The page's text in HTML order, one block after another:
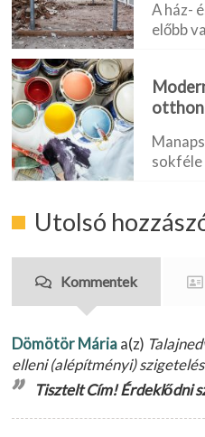
A ház-
előbb
Utolsó
Kommentek
Dömötör Máriaa(z)
elleni (alépítményi)
Tisztelt Cím! Érdeklődni